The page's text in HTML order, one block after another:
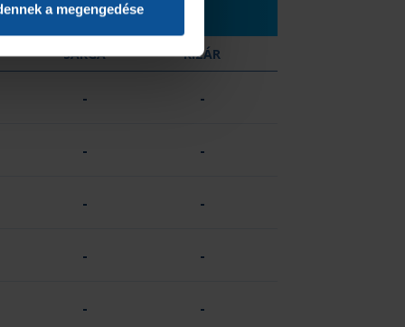
a megengedése
SÁRGA KIZÁR
- -
- -
- -
- -
- -